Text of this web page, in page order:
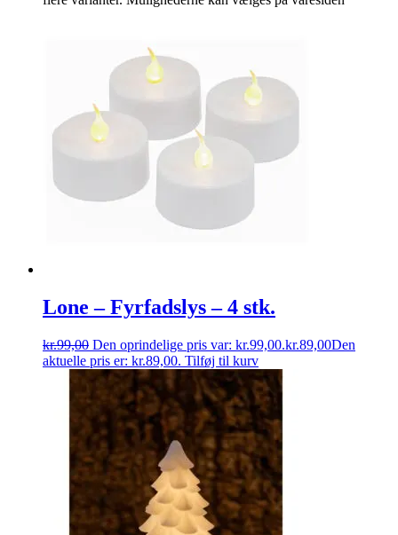
Lone – Fyrfadslys – 4 stk.
kr.99,00 Den oprindelige pris var: kr.99,00.kr.89,00Den
aktuelle pris er: kr.89,00. Tilføj til kurv